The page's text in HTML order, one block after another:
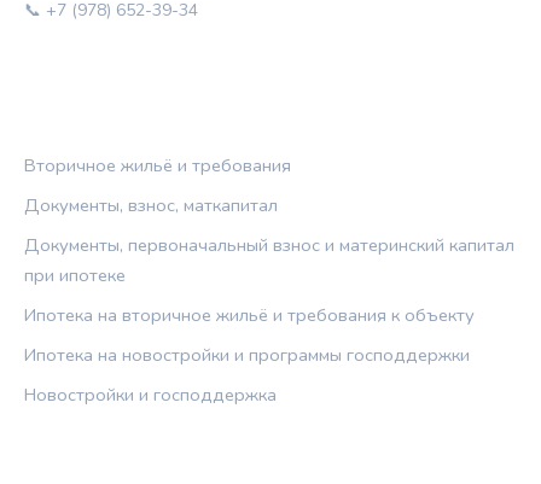
📞 +7 (978) 652-39-34
Вторичное жильё и требования
Документы, взнос, маткапитал
Документы, первоначальный взнос и материнский капитал
при ипотеке
Ипотека на вторичное жильё и требования к объекту
Ипотека на новостройки и программы господдержки
Новостройки и господдержка